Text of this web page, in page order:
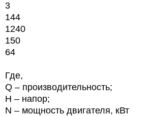
3
144
1240
150
64
Где,
Q – производительность;
Н – напор;
N – мощность двигателя, кВт